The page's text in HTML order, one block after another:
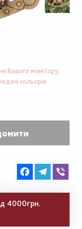
Вашого монітору,
кольорів
FacebookTelegram
4000грн.